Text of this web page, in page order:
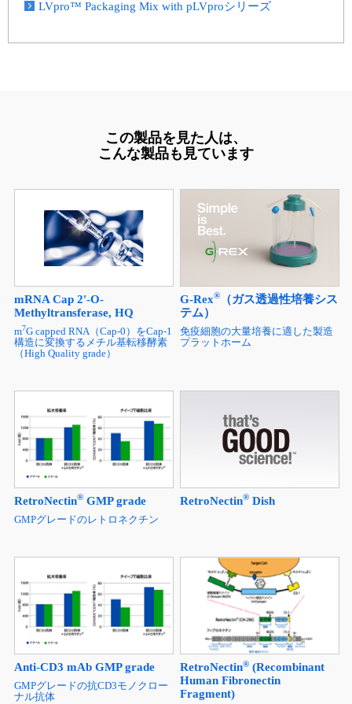
LVpro™ Packaging Mix with pLVproシリーズ
この製品を見た人は、
こんな製品も見ています
mRNA Cap 2'-O-
Methyltransferase, HQ
m7G capped RNA（Cap-0）をCap-1
構造に変換するメチル基転移酵素
（High Quality grade）
G-Rex®
（ガス透過性培養シス
テム）
免疫細胞の大量培養に適した製造
プラットホーム
RetroNectin®GMP grade
GMPグレードのレトロネクチン
RetroNectin® Dish
Anti-CD3 mAb GMP grade
GMPグレードの抗CD3モノクロー
ナル抗体
RetroNectin® (Recombinant
Human Fibronectin
Fragment)